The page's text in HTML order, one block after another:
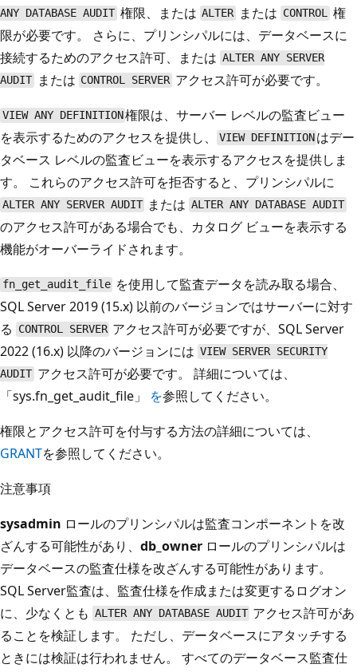
ANY DATABASE AUDIT 権限、または ALTER または CONTROL 権
限が必要です。 さらに、プリンシパルには、データベースに
接続するためのアクセス許可、または ALTER ANY SERVER
AUDIT
または CONTROL SERVER アクセス許可が必要です。
VIEW ANY DEFINITION権限は、サーバー レベルの監査ビュー
を表示するためのアクセスを提供し、
VIEW DEFINITION はデー
タベース レベルの監査ビューを表示するアクセスを提供しま
す。 これらのアクセス許可を拒否すると、プリンシパルに
ALTER ANY SERVER AUDIT または ALTER ANY DATABASE AUDIT
のアクセス許可がある場合でも、カタログ ビューを表示する
機能がオーバーライドされます。
fn_get_audit_file を使用して監査データを読み取る場合、
SQL Server 2019 (15.x) 以前のバージョンではサーバーに対す
る
CONTROL SERVER アクセス許可が必要ですが、SQL Server
2022 (16.x) 以降のバージョンには VIEW SERVER SECURITY
AUDIT アクセス許可が必要です。 詳細については、
「sys.fn_get_audit_file」 を参照してください。
権限とアクセス許可を付与する方法の詳細については、
GRANTを参照してください。
注意事項
sysadmin ロールのプリンシパルは監査コンポーネントを改
ざんする可能性があり、 db_owner ロールのプリンシパルは
データベースの監査仕様を改ざんする可能性があります。
SQL Server監査は、監査仕様を作成または変更するログオン
に、少なくとも ALTER ANY DATABASE AUDIT アクセス許可があ
ることを検証します。 ただし、データベースにアタッチする
ときには検証は行われません。 すべてのデータベース監査仕